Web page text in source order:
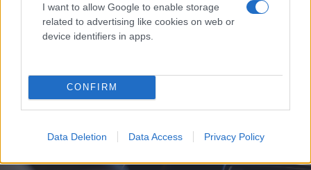
I want to allow Google to enable storage
related to advertising like cookies on web or
device identifiers in apps.
CONFIRM
Data Deletion Data Access Privacy Policy